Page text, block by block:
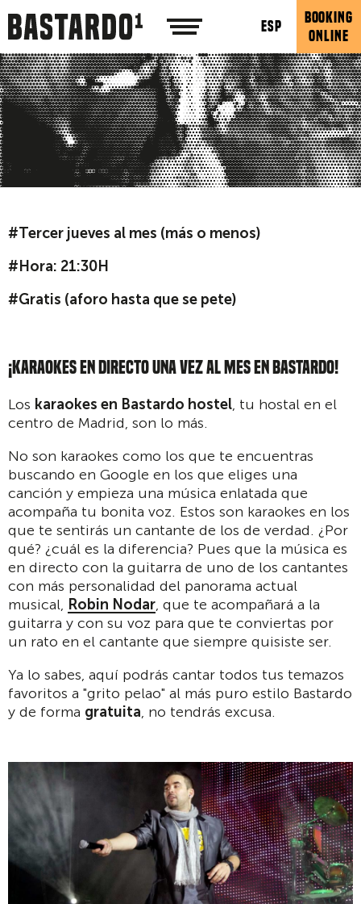
ESP
BOOKING
ONLINE
#Tercer jueves al mes (más o menos)
#Hora: 21:30H
#Gratis (aforo hasta que se pete)
¡KARAOKES EN DIRECTO UNA VEZ AL MES EN BASTARDO!
Los karaokes en Bastardo hostel, tu hostal en el
centro de Madrid, son lo más.
No son karaokes como los que te encuentras
buscando en Google en los que eliges una
canción y empieza una música enlatada que
acompaña tu bonita voz. Estos son karaokes en los
que te sentirás un cantante de los de verdad. ¿Por
qué? ¿cuál es la diferencia? Pues que la música es
en directo con la guitarra de uno de los cantantes
con más personalidad del panorama actual
musical, Robin Nodar, que te acompañará a la
guitarra y con su voz para que te conviertas por
un rato en el cantante que siempre quisiste ser.
Ya lo sabes, aquí podrás cantar todos tus temazos
favoritos a "grito pelao" al más puro estilo Bastardo
y de forma gratuita, no tendrás excusa.